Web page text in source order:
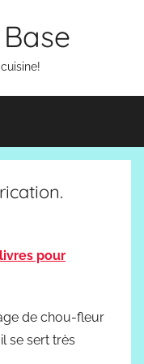
pour
de chou-fleur
se sert très